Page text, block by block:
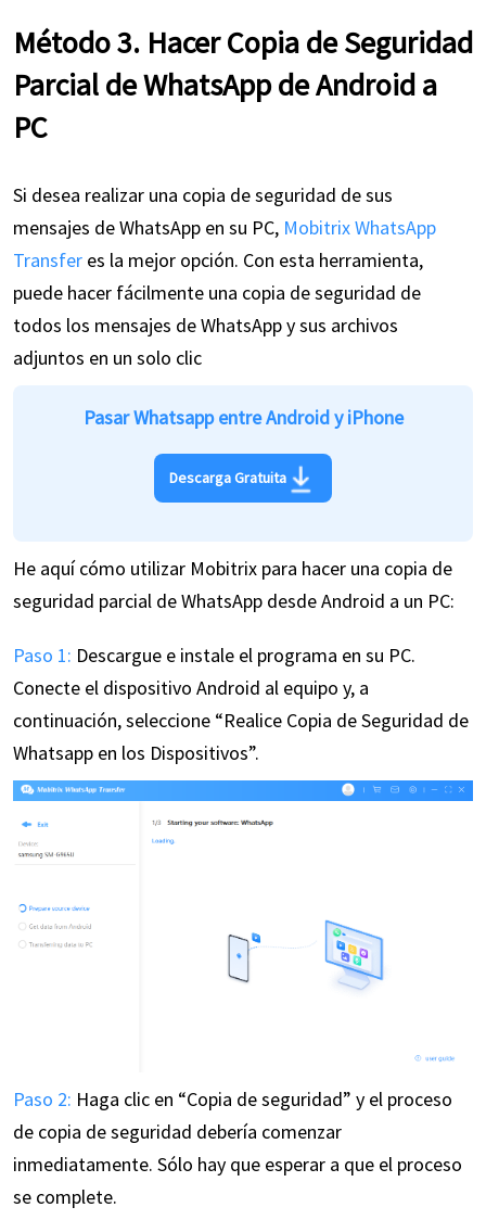
Método 3. Hacer Copia de Seguridad
Parcial de WhatsApp de Android a
PC
Si desea realizar una copia de seguridad de sus
mensajes de WhatsApp en su PC, Mobitrix WhatsApp
Transfer es la mejor opción. Con esta herramienta,
puede hacer fácilmente una copia de seguridad de
todos los mensajes de WhatsApp y sus archivos
adjuntos en un solo clic
Pasar Whatsapp entre Android y iPhone
Descarga Gratuita
He aquí cómo utilizar Mobitrix para hacer una copia de
seguridad parcial de WhatsApp desde Android a un PC:
Paso 1: Descargue e instale el programa en su PC.
Conecte el dispositivo Android al equipo y, a
continuación, seleccione “Realice Copia de Seguridad de
Whatsapp en los Dispositivos”.
Paso 2: Haga clic en “Copia de seguridad” y el proceso
de copia de seguridad debería comenzar
inmediatamente. Sólo hay que esperar a que el proceso
se complete.